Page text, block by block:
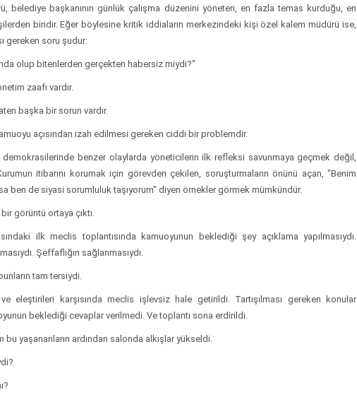
belediye başkanının günlük çalışma düzenini yöneten, en fazla temas kurduğu, en
biridir. Eğer böylesine kritik iddiaların merkezindeki kişi özel kalem müdürü ise,
gereken soru şudur:
olup bitenlerden gerçekten habersiz miydi?"
zaafı vardır.
başka bir sorun vardır.
açısından izah edilmesi gereken ciddi bir problemdir.
demokrasilerinde benzer olaylarda yöneticilerin ilk refleksi savunmaya geçmek değil,
itibarını korumak için görevden çekilen, soruşturmaların önünü açan, "Benim
ben de siyasi sorumluluk taşıyorum" diyen örnekler görmek mümkündür.
görüntü ortaya çıktı.
ilk meclis toplantısında kamuoyunun beklediği şey açıklama yapılmasıydı.
Şeffaflığın sağlanmasıydı.
tam tersiydi.
eleştirileri karşısında meclis işlevsiz hale getirildi. Tartışılması gereken konular
beklediği cevaplar verilmedi. Ve toplantı sona erdirildi.
bu yaşananların ardından salonda alkışlar yükseldi.